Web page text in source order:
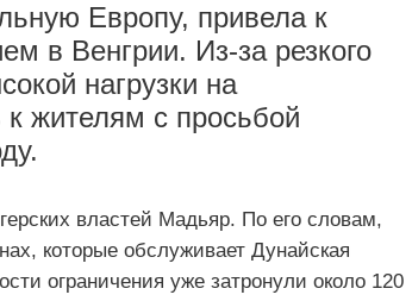
Европу, привела к
в Венгрии. Из-за резкого
нагрузки на
жителям с просьбой
властей Мадьяр. По его словам,
которые обслуживает Дунайская
ограничения уже затронули около 120